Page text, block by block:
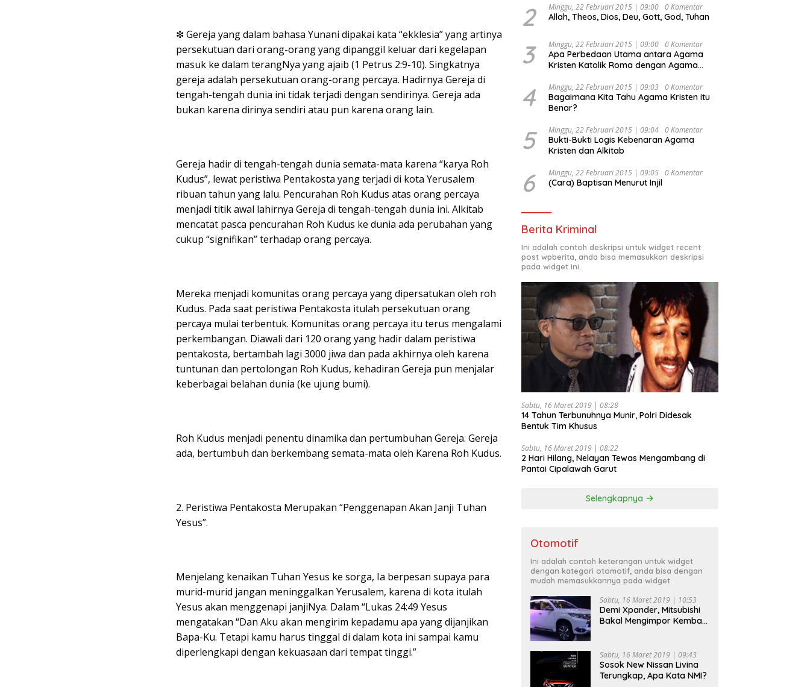
❇ Gereja yang dalam bahasa Yunani dipakai kata “ekklesia” yang artinya
persekutuan dari orang-orang yang dipanggil keluar dari kegelapan
masuk ke dalam terangNya yang ajaib (1 Petrus 2:9-10). Singkatnya
gereja adalah persekutuan orang-orang percaya. Hadirnya Gereja di
tengah-tengah dunia ini tidak terjadi dengan sendirinya. Gereja ada
bukan karena dirinya sendiri atau pun karena orang lain.
Gereja hadir di tengah-tengah dunia semata-mata karena “karya Roh
Kudus”, lewat peristiwa Pentakosta yang terjadi di kota Yerusalem
ribuan tahun yang lalu. Pencurahan Roh Kudus atas orang percaya
menjadi titik awal lahirnya Gereja di tengah-tengah dunia ini. Alkitab
mencatat pasca pencurahan Roh Kudus ke dunia ada perubahan yang
cukup “signifikan” terhadap orang percaya.
Mereka menjadi komunitas orang percaya yang dipersatukan oleh roh
Kudus. Pada saat peristiwa Pentakosta itulah persekutuan orang
percaya mulai terbentuk. Komunitas orang percaya itu terus mengalami
perkembangan. Diawali dari 120 orang yang hadir dalam peristiwa
pentakosta, bertambah lagi 3000 jiwa dan pada akhirnya oleh karena
tuntunan dan pertolongan Roh Kudus, kehadiran Gereja pun menjalar
keberbagai belahan dunia (ke ujung bumi).
Roh Kudus menjadi penentu dinamika dan pertumbuhan Gereja. Gereja
ada, bertumbuh dan berkembang semata-mata oleh Karena Roh Kudus.
2. Peristiwa Pentakosta Merupakan “Penggenapan Akan Janji Tuhan
Yesus”.
Menjelang kenaikan Tuhan Yesus ke sorga, Ia berpesan supaya para
murid-murid jangan meninggalkan Yerusalem, karena di kota itulah
Yesus akan menggenapi janjiNya. Dalam “Lukas 24:49 Yesus
mengatakan “Dan Aku akan mengirim kepadamu apa yang dijanjikan
Bapa-Ku. Tetapi kamu harus tinggal di dalam kota ini sampai kamu
diperlengkapi dengan kekuasaan dari tempat tinggi.”
Djojohadikusumo Anti Penjajahan
(Pergolakan Ekonomi Politik Indonesia) &
Undang Perekonomian Nasional dan
Kesejahteraan Sosial dalam Menata
Bangsa Menuju Indonesia Emas 2045”,
2 Minggu, 22 Februari 2015 | 09:00 0 Komentar
Allah, Theos, Dios, Deu, Gott, God, Tuhan
3 Minggu, 22 Februari 2015 | 09:00 0 Komentar
Apa Perbedaan Utama antara Agama
Kristen Katolik Roma dengan Agama
4 Minggu, 22 Februari 2015 | 09:03 0 Komentar
Bagaimana Kita Tahu Agama Kristen itu
Benar?
5 Minggu, 22 Februari 2015 | 09:04 0 Komentar
Bukti-Bukti Logis Kebenaran Agama
Kristen dan Alkitab
6 Minggu, 22 Februari 2015 | 09:05 0 Komentar
(Cara) Baptisan Menurut Injil
Berita Kriminal
Ini adalah contoh deskripsi untuk widget recent
post wpberita, anda bisa memasukkan deskripsi
pada widget ini.
Sabtu, 16 Maret 2019 | 08:28
14 Tahun Terbunuhnya Munir, Polri Didesak
Bentuk Tim Khusus
Sabtu, 16 Maret 2019 | 08:22
2 Hari Hilang, Nelayan Tewas Mengambang di
Pantai Cipalawah Garut
Selengkapnya
Otomotif
Ini adalah contoh keterangan untuk widget
dengan kategori otomotif, anda bisa dengan
mudah memasukkannya pada widget.
Sabtu, 16 Maret 2019 | 10:53
Demi Xpander, Mitsubishi
Bakal Mengimpor Kembali
Sabtu, 16 Maret 2019 | 09:43
Sosok New Nissan Livina
Terungkap, Apa Kata NMI?